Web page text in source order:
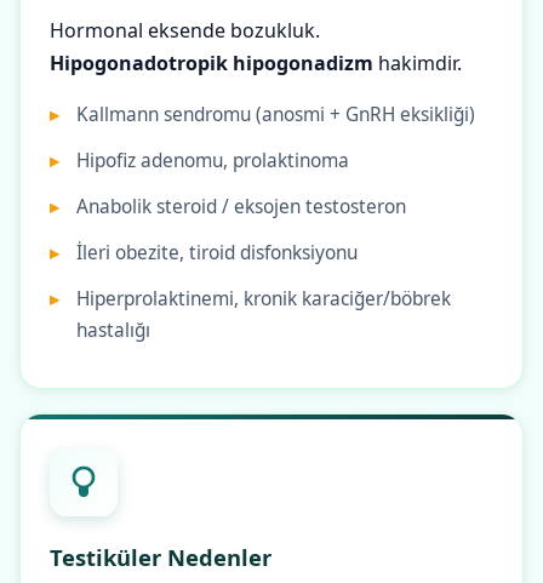
Hormonal eksende bozukluk.
Hipogonadotropik hipogonadizm hakimdir.
Kallmann sendromu (anosmi + GnRH eksikliği)
Hipofiz adenomu, prolaktinoma
Anabolik steroid / eksojen testosteron
İleri obezite, tiroid disfonksiyonu
Hiperprolaktinemi, kronik karaciğer/böbrek
hastalığı
Testiküler Nedenler